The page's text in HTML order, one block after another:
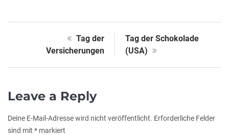
Tag der
Versicherungen
Tag der Schokolade
(USA)
Leave a Reply
Deine E-Mail-Adresse wird nicht veröffentlicht. Erforderliche Felder
sind mit * markiert